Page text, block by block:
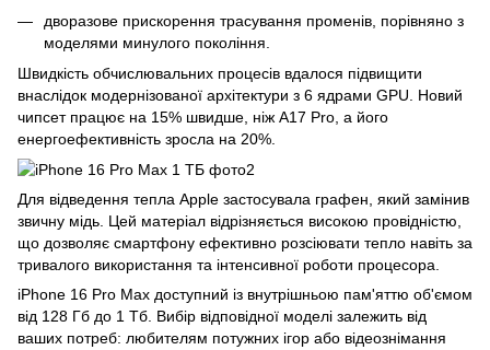
дворазове прискорення трасування променів, порівняно з
моделями минулого покоління.
Швидкість обчислювальних процесів вдалося підвищити
внаслідок модернізованої архітектури з 6 ядрами GPU. Новий
чипсет працює на 15% швидше, ніж A17 Pro, а його
енергоефективність зросла на 20%.
Для відведення тепла Apple застосувала графен, який замінив
звичну мідь. Цей матеріал відрізняється високою провідністю,
що дозволяє смартфону ефективно розсіювати тепло навіть за
тривалого використання та інтенсивної роботи процесора.
iPhone 16 Pro Max доступний із внутрішньою пам'яттю об'ємом
від 128 Гб до 1 Тб. Вибір відповідної моделі залежить від
ваших потреб: любителям потужних ігор або відеознімання